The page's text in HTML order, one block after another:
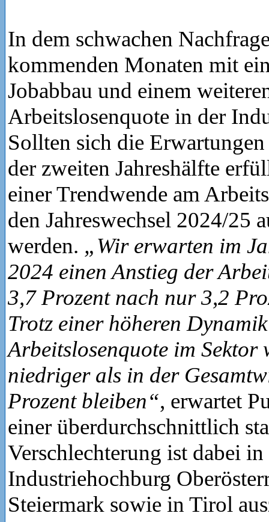
In dem schwachen
kommenden Monaten mit
Jobabbau und einem
Arbeitslosenquote in der
Sollten sich die
der zweiten Jahreshälfte
einer Trendwende am
den Jahreswechsel 2024/25
werden. „Wir erwarten im
2024 einen Anstieg der
3,7 Prozent nach nur 3,2
Trotz einer höheren
Arbeitslosenquote im
niedriger als in der
Prozent bleiben“, erwartet
einer überdurchschnittlich
Verschlechterung ist dabei in
Industriehochburg
Steiermark sowie in Tirol